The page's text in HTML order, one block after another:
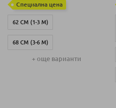
Специална цена
62 СМ (1-3 М)
68 СМ (3-6 М)
74 СМ (6-9 М)
+ още варианти